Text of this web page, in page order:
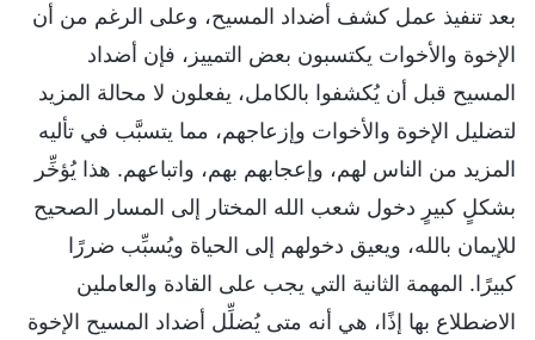
بعد تنفيذ عمل كشف أضداد المسيح، وعلى الرغم من أن
الإخوة والأخوات يكتسبون بعض التمييز، فإن أضداد
المسيح قبل أن يُكشفوا بالكامل، يفعلون لا محالة المزيد
لتضليل الإخوة والأخوات وإزعاجهم، مما يتسبَّب في تأليه
المزيد من الناس لهم، وإعجابهم بهم، واتباعهم. هذا يُؤخِّر
بشكلٍ كبيرٍ دخول شعب الله المختار إلى المسار الصحيح
للإيمان بالله، ويعيق دخولهم إلى الحياة ويُسبِّب ضررًا
كبيرًا. المهمة الثانية التي يجب على القادة والعاملين
الاضطلاع بها إذًا، هي أنه متى يُضلِّل أضداد المسيح الإخوة